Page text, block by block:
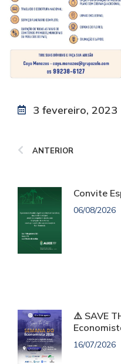
3 fevereiro, 2023
ANTERIOR
Convite
06/08/2026
⚠️ SAVE
16/07/2026